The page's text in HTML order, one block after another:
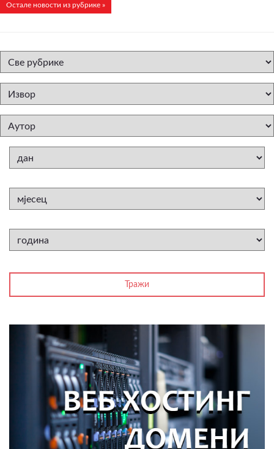
Остале новости из рубрике »